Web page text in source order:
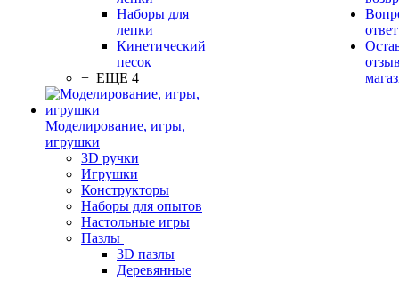
Наборы для
лепки
Кинетический
песок
+ ЕЩЕ 4
Моделирование, игры,
игрушки
3D ручки
Игрушки
Конструкторы
Наборы для опытов
Настольные игры
Пазлы
3D пазлы
Деревянные
ответ